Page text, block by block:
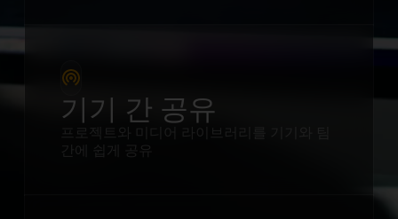
기기 간 공유
프로젝트와 미디어 라이브러리를 기기와 팀
간에 쉽게 공유